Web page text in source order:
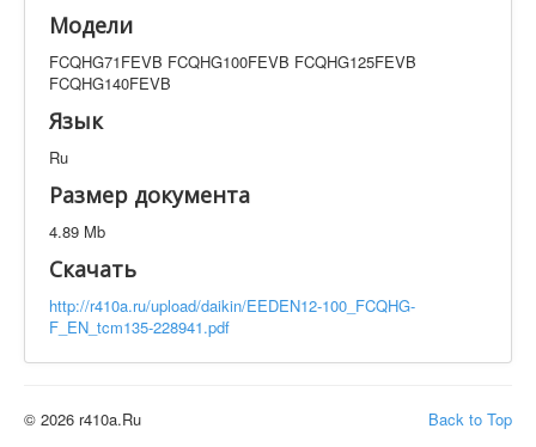
Искать
Производитель
Элементов на страницу
Модели
FCQHG71FEVB FCQHG100FEVB FCQHG125FEVB
FCQHG140FEVB
Язык
Ru
Размер документа
4.89 Mb
Скачать
http://r410a.ru/upload/daikin/EEDEN12-100_FCQHG-
F_EN_tcm135-228941.pdf
Back to Top
© 2026 r410a.Ru